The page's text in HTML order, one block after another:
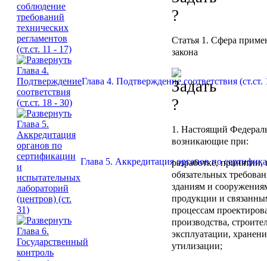
Глава 4. Подтверждение соответствия (ст.ст.
Глава 5. Аккредитация органов по
Статья 1. Сфера
закона
1. Настоящий
возникающие при:
разработке,
обязательных
зданиям и
продукции и
процессам
производства,
эксплуатации,
утилизации;